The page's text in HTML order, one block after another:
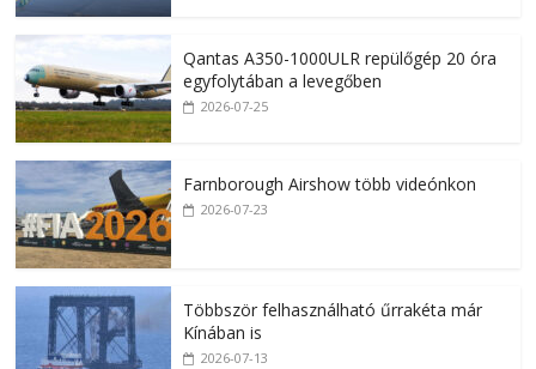
Qantas A350-1000ULR repülőgép 20 óra
egyfolytában a levegőben
2026-07-25
Farnborough Airshow több videónkon
2026-07-23
Többször felhasználható űrrakéta már
Kínában is
2026-07-13